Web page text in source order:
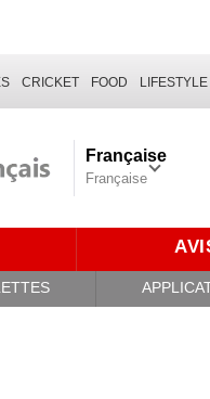
CRICKET FOOD LIFESTYLE
Française
Française